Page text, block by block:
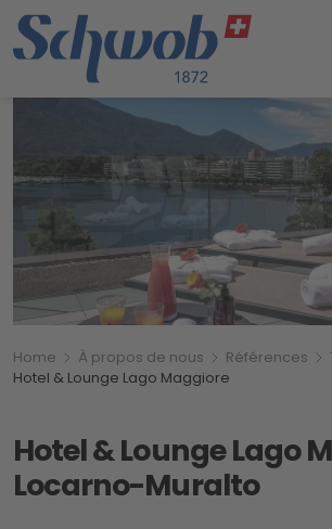
Breadcrumb
Vous êtes ici:
Home À propos de nous Références
Hotel & Lounge Lago Maggiore
Hotel & Lounge Lago
Locarno-Muralto